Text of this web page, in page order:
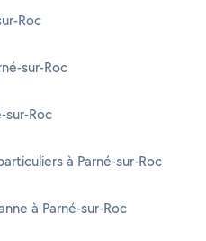
Roc
sur-Roc
sur-Roc
à Parné-sur-Roc
à Parné-sur-Roc